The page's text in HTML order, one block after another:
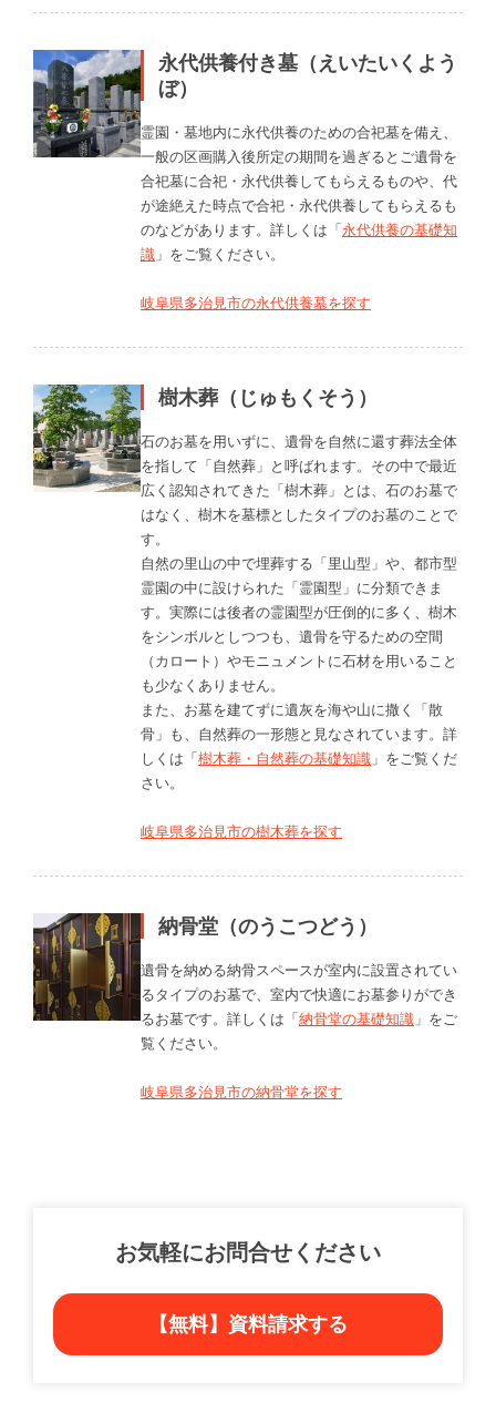
永代供養付き墓（えいたいくよう
ぼ）
霊園・墓地内に永代供養のための合祀墓を備え、
一般の区画購入後所定の期間を過ぎるとご遺骨を
合祀墓に合祀・永代供養してもらえるものや、代
が途絶えた時点で合祀・永代供養してもらえるも
のなどがあります。詳しくは「永代供養の基礎知
識 」をご覧ください。
岐阜県多治見市の永代供養墓を探す
樹木葬（じゅもくそう）
石のお墓を用いずに、遺骨を自然に還す葬法全体
を指して「自然葬」と呼ばれます。その中で最近
広く認知されてきた「樹木葬」とは、石のお墓で
はなく、樹木を墓標としたタイプのお墓のことで
す。
自然の里山の中で埋葬する「里山型」や、都市型
霊園の中に設けられた「霊園型」に分類できま
す。実際には後者の霊園型が圧倒的に多く、樹木
をシンボルとしつつも、遺骨を守るための空間
（カロート）やモニュメントに石材を用いること
も少なくありません。
また、お墓を建てずに遺灰を海や山に撒く「散
骨」も、自然葬の一形態と見なされています。詳
しくは「樹木葬・自然葬の基礎知識 」をご覧くだ
さい。
岐阜県多治見市の樹木葬を探す
納骨堂（のうこつどう）
遺骨を納める納骨スペースが室内に設置されてい
るタイプのお墓で、室内で快適にお墓参りができ
るお墓です。詳しくは「納骨堂の基礎知識 」をご
覧ください。
岐阜県多治見市の納骨堂を探す
お気軽にお問合せください
【無料】資料請求する